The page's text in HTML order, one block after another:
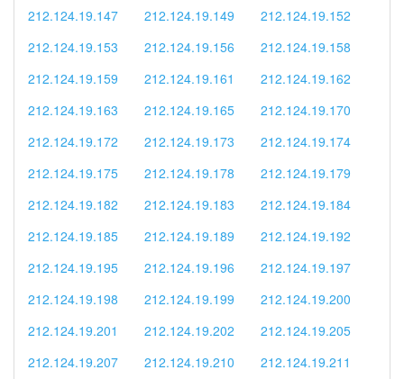
212.124.19.147
212.124.19.149
212.124.19.152
212.124.19.153
212.124.19.156
212.124.19.158
212.124.19.159
212.124.19.161
212.124.19.162
212.124.19.163
212.124.19.165
212.124.19.170
212.124.19.172
212.124.19.173
212.124.19.174
212.124.19.175
212.124.19.178
212.124.19.179
212.124.19.182
212.124.19.183
212.124.19.184
212.124.19.185
212.124.19.189
212.124.19.192
212.124.19.195
212.124.19.196
212.124.19.197
212.124.19.198
212.124.19.199
212.124.19.200
212.124.19.201
212.124.19.202
212.124.19.205
212.124.19.207
212.124.19.210
212.124.19.211